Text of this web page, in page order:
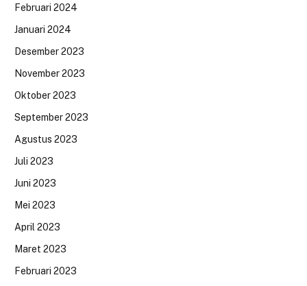
Februari 2024
Januari 2024
Desember 2023
November 2023
Oktober 2023
September 2023
Agustus 2023
Juli 2023
Juni 2023
Mei 2023
April 2023
Maret 2023
Februari 2023